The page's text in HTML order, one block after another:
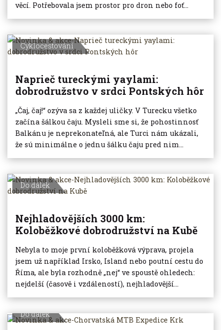
věcí. Potřebovala jsem prostor pro dron nebo foť...
Cyklocestování
Naprieč tureckými yaylami:
dobrodružstvo v srdci Pontských hôr
„Čaj, čaj!“ ozýva sa z každej uličky. V Turecku všetko
začína šálkou čaju. Mysleli sme si, že pohostinnosť
Balkánu je neprekonateľná, ale Turci nám ukázali,
že sú minimálne o jednu šálku čaju pred nim...
Do dálek
Nejhladovějších 3000 km:
Koloběžkové dobrodružství na Kubě
Nebyla to moje první koloběžková výprava, projela
jsem už například Irsko, Island nebo poutní cestu do
Říma, ale byla rozhodně „nej“ ve spoustě ohledech:
nejdelší (časově i vzdáleností), nejhladovější...
Do dálek